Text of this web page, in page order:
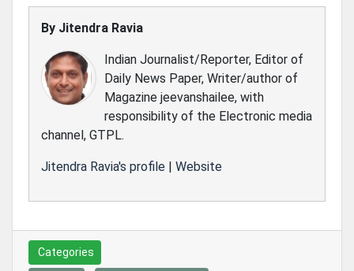
By Jitendra Ravia
Indian Journalist/Reporter, Editor of
Daily News Paper, Writer/author of
Magazine jeevanshailee, with
responsibility of the Electronic media
channel, GTPL.
Jitendra Ravia's profile | Website
Categories